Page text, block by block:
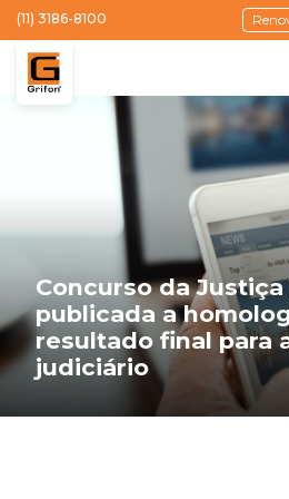
(11) 3186-8100
Concurso da
publicada a
resultado final para
judiciário